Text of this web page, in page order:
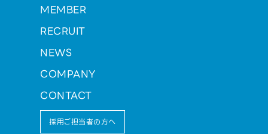
MEMBER
RECRUIT
NEWS
COMPANY
CONTACT
採用ご担当者の方へ